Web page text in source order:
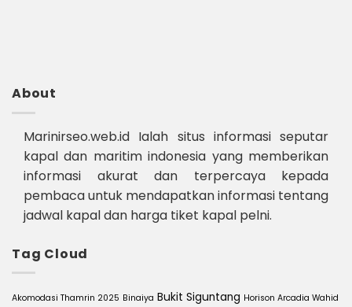
About
Marinirseo.web.id Ialah situs informasi seputar
kapal dan maritim indonesia yang memberikan
informasi akurat dan terpercaya kepada
pembaca untuk mendapatkan informasi tentang
jadwal kapal dan harga tiket kapal pelni.
Tag Cloud
Akomodasi Thamrin 2025 Binaiya Bukit Siguntang Horison Arcadia Wahid